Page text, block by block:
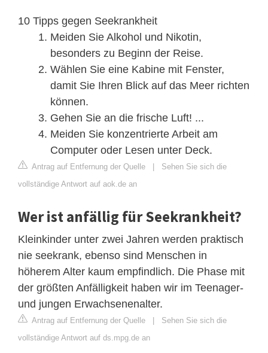
10 Tipps gegen Seekrankheit
Meiden Sie Alkohol und Nikotin,
besonders zu Beginn der Reise.
Wählen Sie eine Kabine mit Fenster,
damit Sie Ihren Blick auf das Meer richten
können.
Gehen Sie an die frische Luft! ...
Meiden Sie konzentrierte Arbeit am
Computer oder Lesen unter Deck.
Antrag auf Entfernung der Quelle
Sehen Sie sich die
vollständige Antwort auf aok.de an
Wer ist anfällig für Seekrankheit?
Kleinkinder unter zwei Jahren werden praktisch
nie seekrank, ebenso sind Menschen in
höherem Alter kaum empfindlich. Die Phase mit
der größten Anfälligkeit haben wir im Teenager-
und jungen Erwachsenenalter.
Antrag auf Entfernung der Quelle
Sehen Sie sich die
vollständige Antwort auf ds.mpg.de an